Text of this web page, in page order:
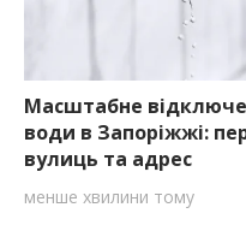
Масштабне
води в Запоріжжі:
вулиць та адрес
менше хвилини тому